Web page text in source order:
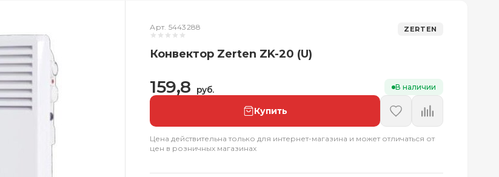
Арт. 5443288 ZERTEN
Конвектор Zerten ZK-20 (U)
159,8 руб. В наличии
Купить
Цена действительна только для интернет-магазина и может отличаться от
цен в розничных магазинах